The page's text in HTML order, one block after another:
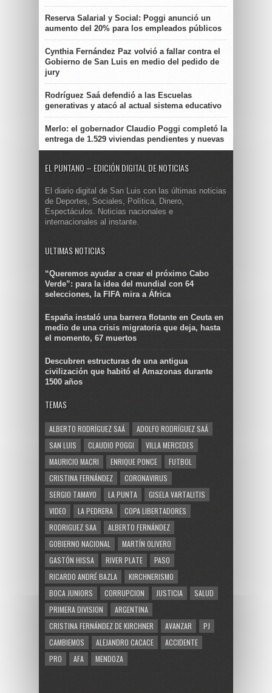
Reserva Salarial y Social: Poggi anunció un
aumento del 20% para los empleados públicos
Cynthia Fernández Paz volvió a fallar contra el
Gobierno de San Luis en medio del pedido de
jury
Rodríguez Saá defendió a las Escuelas
generativas y atacó al actual sistema educativo
Merlo: el gobernador Claudio Poggi completó la
entrega de 1.529 viviendas pendientes y nuevas
EL PUNTANO – EDICIÓN DIGITAL DE NOTICIAS
El diario digital de San Luis con las últimas noticias
de Deportes, Sociales, Política, Dinero,
Espectáculos. Noticias nacionales e
internacionales al instante.
ULTIMAS NOTICIAS
“Queremos ayudar a crear el próximo Cabo
Verde”: para la idea del mundial con 64
selecciones, la FIFA mira a África
España instaló una barrera flotante en Ceuta en
medio de una crisis migratoria que deja, hasta
el momento, 67 muertos
Descubren estructuras de una antigua
civilización que habitó el Amazonas durante
1500 años
TEMAS
ALBERTO RODRÍGUEZ SAÁ
ADOLFO RODRÍGUEZ SAÁ
SAN LUIS
CLAUDIO POGGI
VILLA MERCEDES
MAURICIO MACRI
ENRIQUE PONCE
FUTBOL
CRISTINA FERNÁNDEZ
CORONAVIRUS
SERGIO TAMAYO
LA PUNTA
GISELA VARTALITIS
VIDEO
LA PEDRERA
COPA LIBERTADORES
RODRIGUEZ SAA
ALBERTO FERNÁNDEZ
GOBIERNO NACIONAL
MARTÍN OLIVERO
GASTÓN HISSA
RIVER PLATE
PASO
RICARDO ANDRÉ BAZLA
KIRCHNERISMO
BOCA JUNIORS
CORRUPCION JUSTICIA
SALUD
PRIMERA DIVISION
ARGENTINA
CRISTINA FERNÁNDEZ DE KIRCHNER
AVANZAR
PJ
CAMBIEMOS
ALEJANDRO CACACE
ACCIDENTE
PRO
AFA MENDOZA